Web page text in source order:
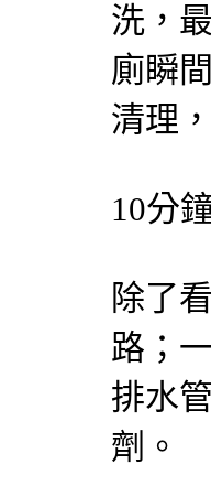
洗，
廁瞬
清理
10分
除了
路；
排水
劑。